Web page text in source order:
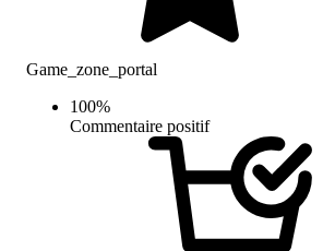
Game_zone_portal
100%
Commentaire positif